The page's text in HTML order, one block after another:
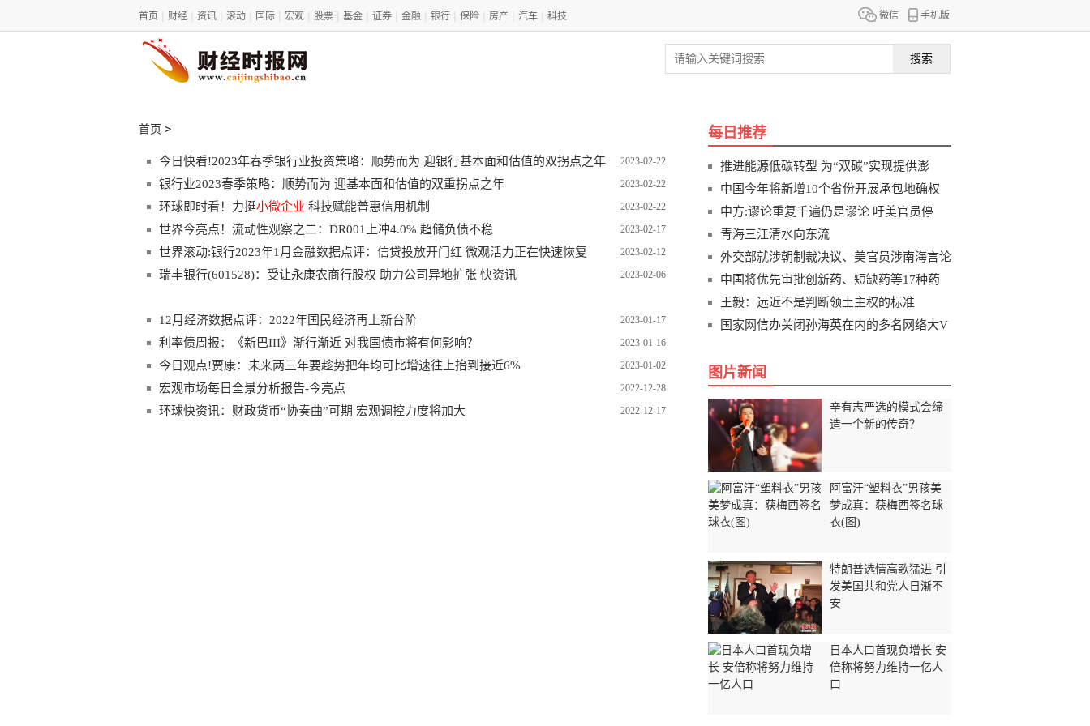
微信 手机版
首页 财经 资讯 滚动 国际 宏观 股票 基金 证券 金融 银行 保险 房产 汽车 科技
搜索
首页 >
2023-02-22
今日快看!2023年春季银行业投资策略：顺势而为 迎银行基本面和估值的双拐点之年
2023-02-22
银行业2023春季策略：顺势而为 迎基本面和估值的双重拐点之年
2023-02-22
环球即时看！力挺小微企业 科技赋能普惠信用机制
2023-02-17
世界今亮点！流动性观察之二：DR001上冲4.0% 超储负债不稳
2023-02-12
世界滚动:银行2023年1月金融数据点评：信贷投放开门红 微观活力正在快速恢复
2023-02-06
瑞丰银行(601528)：受让永康农商行股权 助力公司异地扩张 快资讯
2023-01-17
12月经济数据点评：2022年国民经济再上新台阶
2023-01-16
利率债周报：《新巴III》渐行渐近 对我国债市将有何影响？
2023-01-02
今日观点!贾康：未来两三年要趁势把年均可比增速往上抬到接近6%
2022-12-28
宏观市场每日全景分析报告-今亮点
2022-12-17
环球快资讯：财政货币“协奏曲”可期 宏观调控力度将加大
每日推荐
推进能源低碳转型 为“双碳”实现提供澎
中国今年将新增10个省份开展承包地确权
整
中方:谬论重复千遍仍是谬论 吁美官员停
青海三江清水向东流
外交部就涉朝制裁决议、美官员涉南海言论
中国将优先审批创新药、短缺药等17种药
品
王毅：远近不是判断领土主权的标准
国家网信办关闭孙海英在内的多名网络大V
图片新闻
辛有志严选的模式会缔
造一个新的传奇？
阿富汗“塑料衣”男孩美
梦成真：获梅西签名球
衣(图)
特朗普选情高歌猛进 引
发美国共和党人日渐不
安
日本人口首现负增长 安
倍称将努力维持一亿人
口